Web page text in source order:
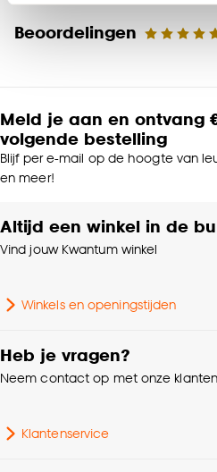
van alle cookies, of klik op
klikken.
Goed om te weten is dat je
Materiaal
Metrage (cm)
Breedte
Collectie
Garantietermijn
Raamdecoratie
Beoordelingen
Meld je aan en ontvang
volgende bestelling
Blijf per e-mail op de hoogte van
en meer!
Altijd een winkel in de
Vind jouw Kwantum winkel
Winkels en openingstijden
Heb je vragen?
Neem contact op met onze
Klantenservice